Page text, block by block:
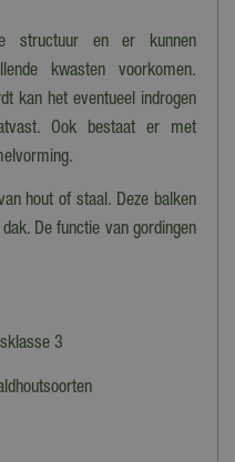
structuur en er kunnen
kwasten voorkomen.
kan het eventueel indrogen
Ook bestaat er met
hout of staal. Deze balken
De functie van gordingen
3